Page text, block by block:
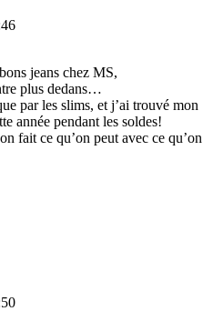
jeans chez MS,
plus dedans…
par les slims, et j’ai trouvé mon
année pendant les soldes!
fait ce qu’on peut avec ce qu’on